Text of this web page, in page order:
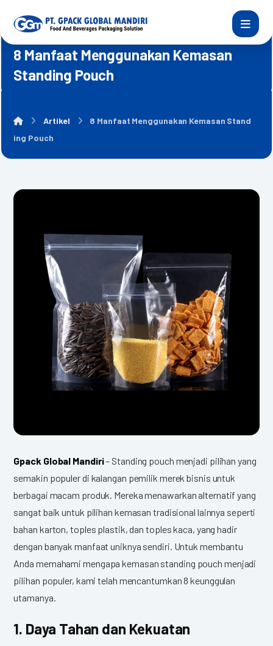
8 Manfaat Menggunakan Kemasan
Standing Pouch
Artikel
8 Manfaat Menggunakan Kemasan Stand
ing Pouch
Gpack Global Mandiri– Standing pouch menjadi pilihan yang
semakin populer di kalangan pemilik merek bisnis untuk
berbagai macam produk. Mereka menawarkan alternatif yang
sangat baik untuk pilihan kemasan tradisional lainnya seperti
bahan karton, toples plastik, dan toples kaca, yang hadir
dengan banyak manfaat uniknya sendiri. Untuk membantu
Anda memahami mengapa kemasan standing pouch menjadi
pilihan populer, kami telah mencantumkan 8 keunggulan
utamanya.
1. Daya Tahan dan Kekuatan